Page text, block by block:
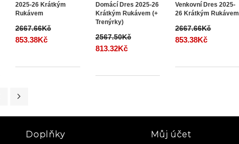
2025-26 Krátkým
Rukávem
2667.66Kč
853.38Kč
Domácí Dres 2025-26
Krátkým Rukávem (+
Trenýrky)
2567.50Kč
813.32Kč
Venkovní Dres 2025-
26 Krátkým Rukávem
2667.66Kč
853.38Kč
Doplňky Můj účet